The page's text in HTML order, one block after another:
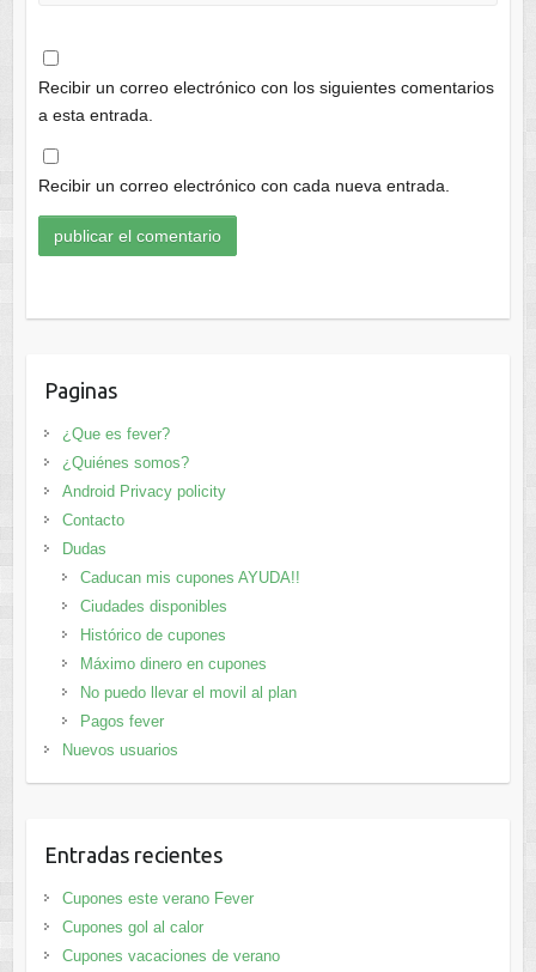
Recibir un correo electrónico con los siguientes comentarios
a esta entrada.
Recibir un correo electrónico con cada nueva entrada.
Paginas
¿Que es fever?
¿Quiénes somos?
Android Privacy policity
Contacto
Dudas
Caducan mis cupones AYUDA!!
Ciudades disponibles
Histórico de cupones
Máximo dinero en cupones
No puedo llevar el movil al plan
Pagos fever
Nuevos usuarios
Entradas recientes
Cupones este verano Fever
Cupones gol al calor
Cupones vacaciones de verano